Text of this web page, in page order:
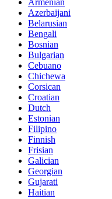
Armenian
Azerbaijani
Belarusian
Bengali
Bosnian
Bulgarian
Cebuano
Chichewa
Corsican
Croatian
Dutch
Estonian
Filipino
Finnish
Frisian
Galician
Georgian
Gujarati
Haitian